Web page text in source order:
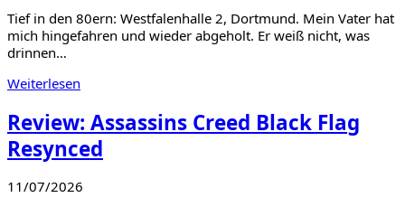
Tief in den 80ern: Westfalenhalle 2, Dortmund. Mein Vater hat
mich hingefahren und wieder abgeholt. Er weiß nicht, was
drinnen…
Weiterlesen
Review: Assassins Creed Black Flag
Resynced
11/07/2026